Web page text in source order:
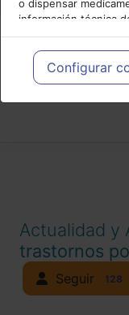
o dispensar
información técnica
meramente
profesionales
cada caso concreto,
necesidades del
Configurar
Actualidad y
trastornos
Seguir 128